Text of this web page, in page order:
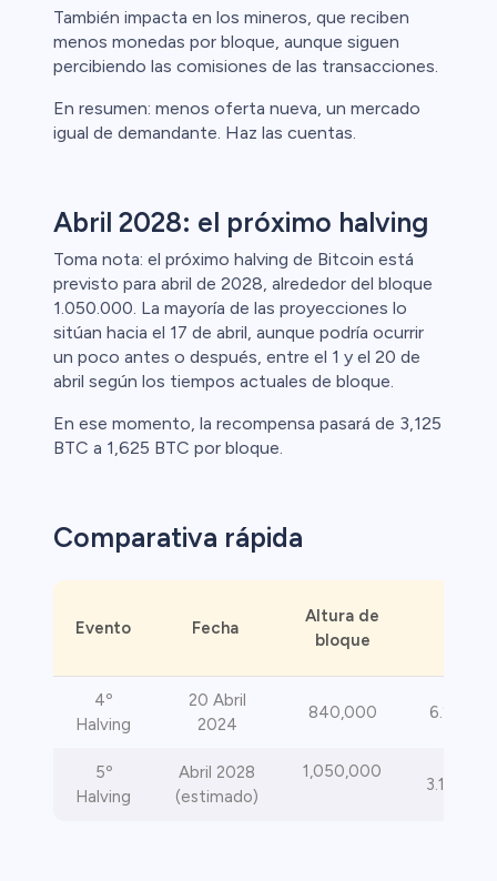
También impacta en los mineros, que reciben
menos monedas por bloque, aunque siguen
percibiendo las comisiones de las transacciones.
En resumen: menos oferta nueva, un mercado
igual de demandante. Haz las cuentas.
Abril 2028: el próximo halving
Toma nota: el próximo halving de Bitcoin está
previsto para abril de 2028, alrededor del bloque
1.050.000. La mayoría de las proyecciones lo
sitúan hacia el 17 de abril, aunque podría ocurrir
un poco antes o después, entre el 1 y el 20 de
abril según los tiempos actuales de bloque.
En ese momento, la recompensa pasará de 3,125
BTC a 1,625 BTC por bloque.
Comparativa rápida
Evento Fecha
Altura de
bloque
4º
Halving
20 Abril
2024
840,000 6.25 →
5º
Halving
Abril 2028
(estimado)
1,050,000
3.125 →